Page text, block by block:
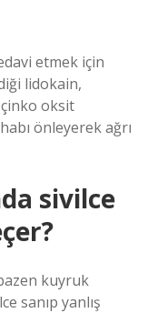
etmek için
lidokain,
oksit
önleyerek ağrı
sivilce
kuyruk
sanıp yanlış